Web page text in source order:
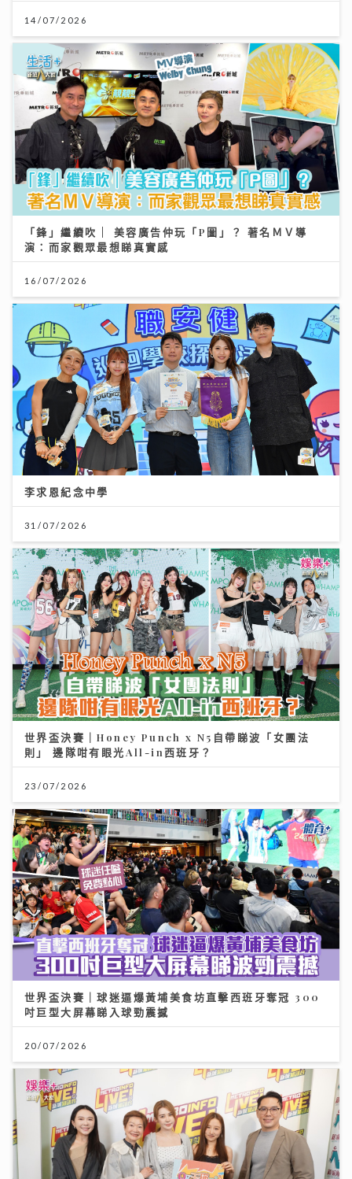
「鋒」繼續吹 | 美容廣告仲玩「P圖」？ 著名ＭＶ導
演：而家觀眾最想睇真實感
16/07/2026
李求恩紀念中學
31/07/2026
世界盃決賽｜Honey Punch x N5自帶睇波「女團法
則」 邊隊咁有眼光All-in西班牙？
23/07/2026
世界盃決賽｜球迷逼爆黃埔美食坊直擊西班牙奪冠 300
吋巨型大屏幕睇入球勁震撼
20/07/2026
《QK玉瑛室》｜施匡翹與JC新歌唱出女生之間細膩情感